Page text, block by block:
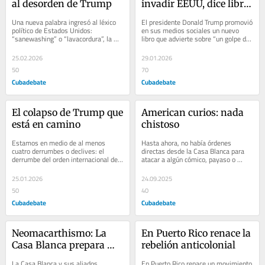
al desorden de Trump
Una nueva palabra ingresó al léxico
político de Estados Unidos:
“sanewashing” o “lavacordura”, la
cual representa el proceso de darle
una...
25.02.2026
50
Cubadebate
invadir EEUU, dice libro
El presidente Donald Trump promovió
en sus medios sociales un nuevo
libro que advierte sobre “un golpe de
Estado invisible” contra Estados
Unidos...
29.01.2026
70
Cubadebate
El colapso de Trump que
está en camino
Estamos en medio de al menos
cuatro derrumbes o declives: el
derrumbe del orden internacional de
tranquilidad...
25.01.2026
50
Cubadebate
American curios: nada
chistoso
Hasta ahora, no había órdenes
directas desde la Casa Blanca para
atacar a algún cómico, payaso o
bufón ni se festejaban abiertamente
sus despidos...
24.09.2025
40
Cubadebate
Neomacarthismo: La
Casa Blanca prepara
En Puerto Rico renace la
rebelión anticolonial